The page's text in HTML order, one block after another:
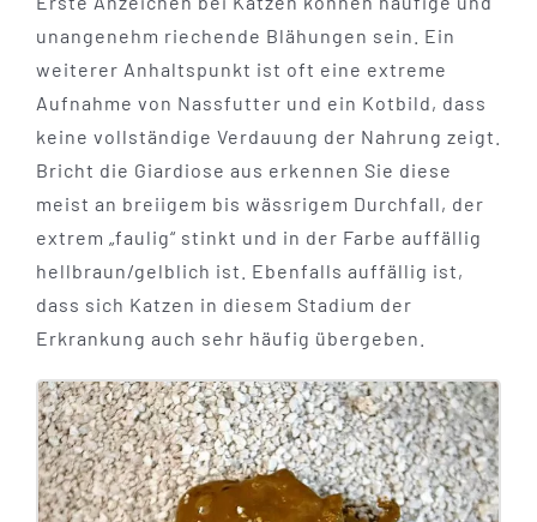
unangenehm riechende Blähungen sein. Ein
weiterer Anhaltspunkt ist oft eine extreme
Aufnahme von Nassfutter und ein Kotbild, dass
keine vollständige Verdauung der Nahrung zeigt.
Bricht die Giardiose aus erkennen Sie diese
meist an breiigem bis wässrigem Durchfall, der
extrem „faulig“ stinkt und in der Farbe auffällig
hellbraun/gelblich ist. Ebenfalls auffällig ist,
dass sich Katzen in diesem Stadium der
Erkrankung auch sehr häufig übergeben.